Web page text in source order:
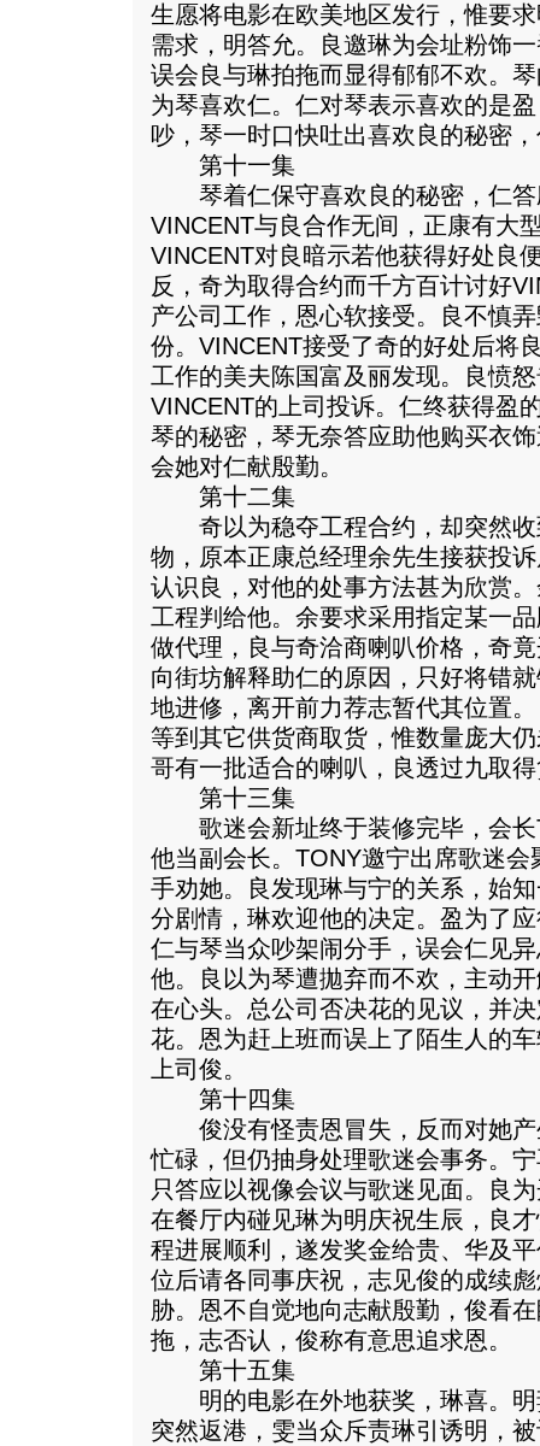
生愿将电影在欧美地区发行，惟要
需求，明答允。良邀琳为会址粉饰
误会良与琳拍拖而显得郁郁不欢。
为琴喜欢仁。仁对琴表示喜欢的是
吵，琴一时口快吐出喜欢良的秘密
第十一集
琴着仁保守喜欢良的秘密，仁答
VINCENT与良合作无间，正康有大
VINCENT对良暗示若他获得好处良
反，奇为取得合约而千方百计讨好
产公司工作，恩心软接受。良不慎
份。VINCENT接受了奇的好处后将
工作的美夫陈国富及丽发现。良愤
VINCENT的上司投诉。仁终获得盈
琴的秘密，琴无奈答应助他购买衣
会她对仁献殷勤。
第十二集
奇以为稳夺工程合约，却突然收
物，原本正康总经理余先生接获投
认识良，对他的处事方法甚为欣赏
工程判给他。余要求采用指定某一
做代理，良与奇洽商喇叭价格，奇
向街坊解释助仁的原因，只好将错
地进修，离开前力荐志暂代其位置
等到其它供货商取货，惟数量庞大
哥有一批适合的喇叭，良透过九取
第十三集
歌迷会新址终于装修完毕，会长
他当副会长。TONY邀宁出席歌迷
手劝她。良发现琳与宁的关系，始
分剧情，琳欢迎他的决定。盈为了
仁与琴当众吵架闹分手，误会仁见
他。良以为琴遭拋弃而不欢，主动
在心头。总公司否决花的见议，并
花。恩为赶上班而误上了陌生人的
上司俊。
第十四集
俊没有怪责恩冒失，反而对她产
忙碌，但仍抽身处理歌迷会事务。
只答应以视像会议与歌迷见面。良
在餐厅内碰见琳为明庆祝生辰，良
程进展顺利，遂发奖金给贵、华及
位后请各同事庆祝，志见俊的成续
胁。恩不自觉地向志献殷勤，俊看
拖，志否认，俊称有意思追求恩。
第十五集
明的电影在外地获奖，琳喜。明
突然返港，雯当众斥责琳引诱明，